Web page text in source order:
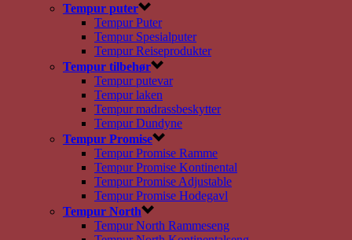
Tempur puter
Tempur Puter
Tempur Spesialputer
Tempur Reiseprodukter
Tempur tilbehør
Tempur putevar
Tempur laken
Tempur madrassbeskytter
Tempur Dundyne
Tempur Promise
Tempur Promise Ramme
Tempur Promise Kontinental
Tempur Promise Adjustable
Tempur Promise Hodegavl
Tempur North
Tempur North Rammeseng